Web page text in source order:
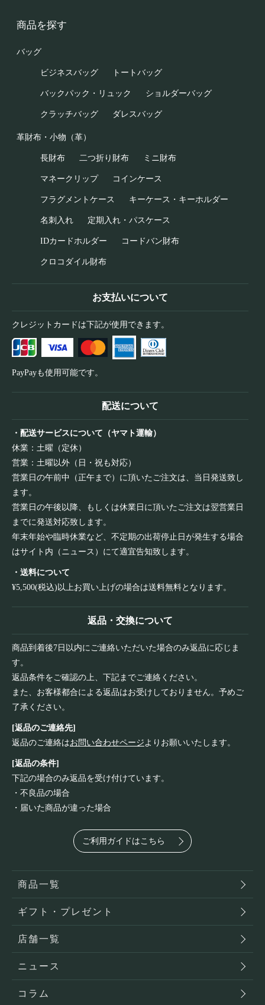
商品を探す
バッグ
ビジネスバッグ トートバッグ
バックパック・リュック ショルダーバッグ
クラッチバッグ ダレスバッグ
革財布・小物（革）
長財布 二つ折り財布 ミニ財布
マネークリップ コインケース
フラグメントケース キーケース・キーホルダー
名刺入れ 定期入れ・パスケース
IDカードホルダー コードバン財布
クロコダイル財布
お支払いについて
クレジットカードは下記が使用できます。
PayPayも使用可能です。
配送について
・配送サービスについて（ヤマト運輸）
休業：土曜（定休）
営業：土曜以外（日・祝も対応）
営業日の午前中（正午まで）に頂いたご注文は、当日発送致し
ます。
営業日の午後以降、もしくは休業日に頂いたご注文は翌営業日
までに発送対応致します。
年末年始や臨時休業など、不定期の出荷停止日が発生する場合
はサイト内（ニュース）にて適宜告知致します。
・送料について
¥5,500(税込)以上お買い上げの場合は送料無料となります。
返品・交換について
商品到着後7日以内にご連絡いただいた場合のみ返品に応じま
す。
返品条件をご確認の上、下記までご連絡ください。
また、お客様都合による返品はお受けしておりません。予めご
了承ください。
[返品のご連絡先]
返品のご連絡はお問い合わせページよりお願いいたします。
[返品の条件]
下記の場合のみ返品を受け付けています。
・不良品の場合
・届いた商品が違った場合
ご利用ガイドはこちら
商品一覧
ギフト・プレゼント
店舗一覧
ニュース
コラム